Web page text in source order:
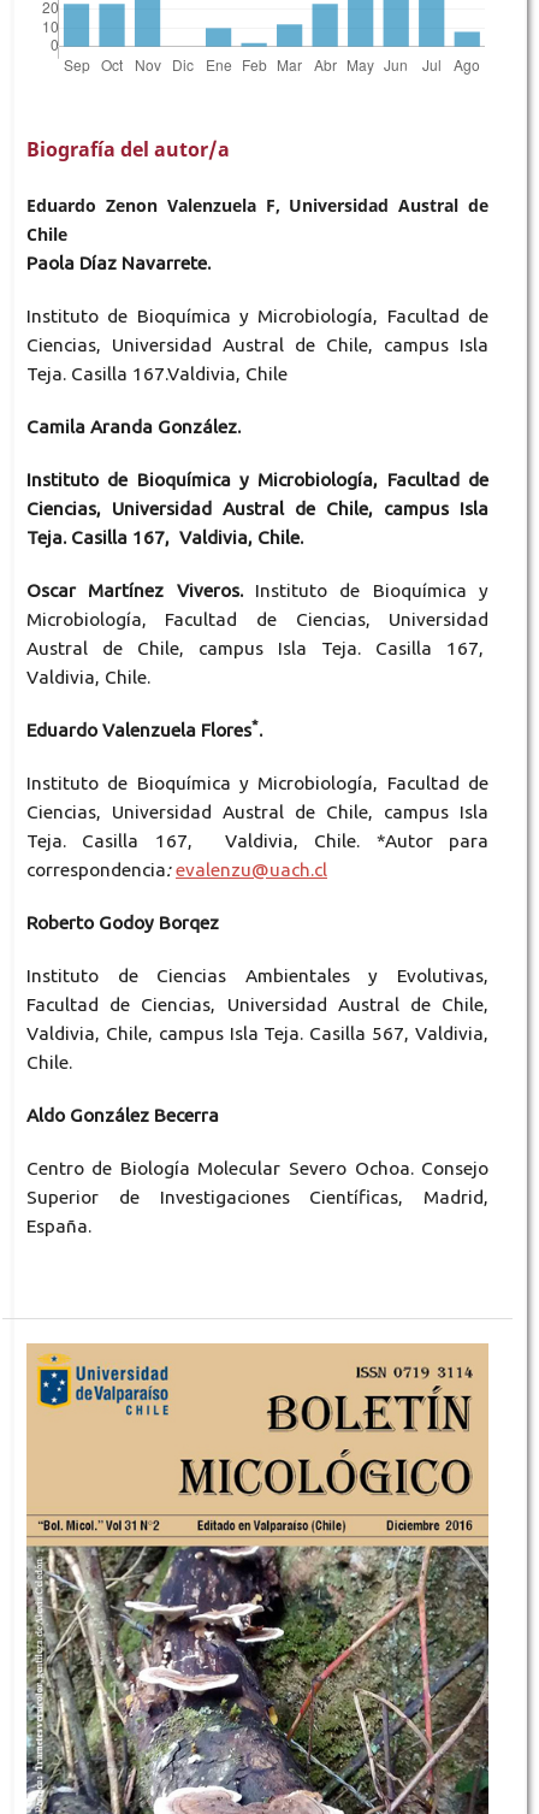
Biografía del autor/a
Eduardo Zenon Valenzuela F, Universidad Austral de
Chile
Paola Díaz Navarrete.
Instituto de Bioquímica y Microbiología, Facultad de
Ciencias, Universidad Austral de Chile, campus Isla
Teja. Casilla 167.Valdivia, Chile
Camila Aranda González.
Instituto de Bioquímica y Microbiología, Facultad de
Ciencias, Universidad Austral de Chile, campus Isla
Teja. Casilla 167, Valdivia, Chile.
Oscar Martínez Viveros. Instituto de Bioquímica y
Microbiología, Facultad de Ciencias, Universidad
Austral de Chile, campus Isla Teja. Casilla 167,
Valdivia, Chile.
Eduardo Valenzuela Flores*.
Instituto de Bioquímica y Microbiología, Facultad de
Ciencias, Universidad Austral de Chile, campus Isla
Teja. Casilla 167, Valdivia, Chile. *Autor para
correspondencia:evalenzu@uach.cl
Roberto Godoy Borqez
Instituto de Ciencias Ambientales y Evolutivas,
Facultad de Ciencias, Universidad Austral de Chile,
Valdivia, Chile, campus Isla Teja. Casilla 567, Valdivia,
Chile.
Aldo González Becerra
Centro de Biología Molecular Severo Ochoa. Consejo
Superior de Investigaciones Científicas, Madrid,
España.